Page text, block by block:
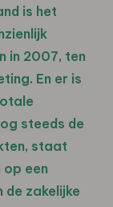
is het
in 2007, ten
En er is
steeds de
staat
een
de zakelijke